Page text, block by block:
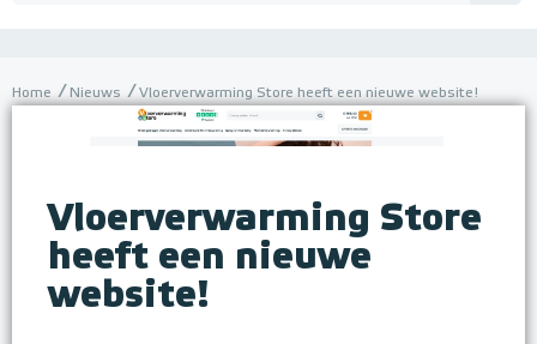
Home Nieuws Vloerverwarming Store heeft een nieuwe website!
Vloerverwarming Store
heeft een nieuwe
website!